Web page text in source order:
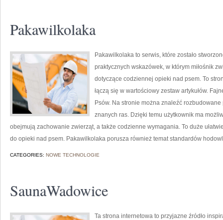
Pakawilkolaka
Pakawilkolaka to serwis, które zostało
praktycznych wskazówek, w którym miłośnik
dotyczące codziennej opieki nad psem. To
łączą się w wartościowy zestaw artykułów.
Psów. Na stronie można znaleźć
znanych ras. Dzięki temu użytkownik ma
obejmują zachowanie zwierząt, a także codzienne wymagania. To duże
do opieki nad psem. Pakawilkolaka porusza również temat standardów
CATEGORIES: NOWE TECHNOLOGIE
SaunaWadowice
Ta strona internetowa to przyjazne źródło